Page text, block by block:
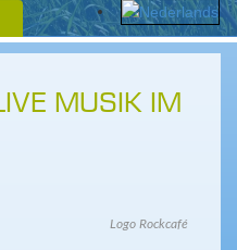
MUSIK IM
Logo Rockcafé